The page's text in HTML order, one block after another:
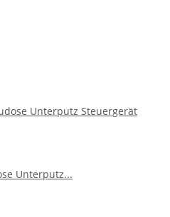
Unterputz Steuergerät